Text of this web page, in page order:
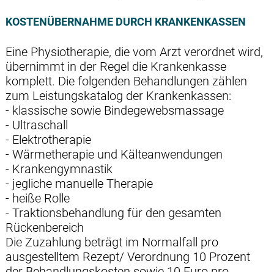
KOSTENÜBERNAHME DURCH KRANKENKASSEN
Eine Physiotherapie, die vom Arzt verordnet wird,
übernimmt in der Regel die Krankenkasse
komplett. Die folgenden Behandlungen zählen
zum Leistungskatalog der Krankenkassen:
- klassische sowie Bindegewebsmassage
- Ultraschall
- Elektrotherapie
- Wärmetherapie und Kälteanwendungen
- Krankengymnastik
- jegliche manuelle Therapie
- heiße Rolle
- Traktionsbehandlung für den gesamten
Rückenbereich
Die Zuzahlung beträgt im Normalfall pro
ausgestelltem Rezept/ Verordnung 10 Prozent